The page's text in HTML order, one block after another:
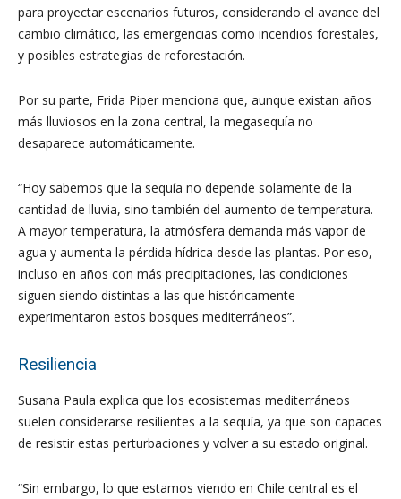
para proyectar escenarios futuros, considerando el avance del
cambio climático, las emergencias como incendios forestales,
y posibles estrategias de reforestación.
Por su parte, Frida Piper menciona que, aunque existan años
más lluviosos en la zona central, la megasequía no
desaparece automáticamente.
“Hoy sabemos que la sequía no depende solamente de la
cantidad de lluvia, sino también del aumento de temperatura.
A mayor temperatura, la atmósfera demanda más vapor de
agua y aumenta la pérdida hídrica desde las plantas. Por eso,
incluso en años con más precipitaciones, las condiciones
siguen siendo distintas a las que históricamente
experimentaron estos bosques mediterráneos”.
Resiliencia
Susana Paula explica que los ecosistemas mediterráneos
suelen considerarse resilientes a la sequía, ya que son capaces
de resistir estas perturbaciones y volver a su estado original.
“Sin embargo, lo que estamos viendo en Chile central es el